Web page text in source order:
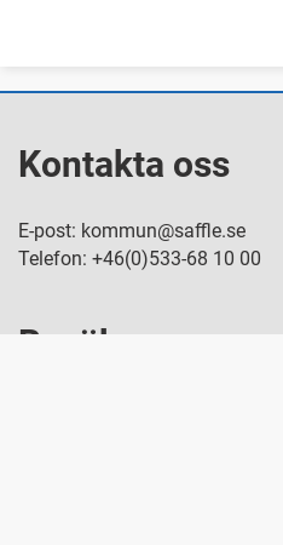
Kontakta oss
E-post: kommun@saffle.se
Telefon: +46(0)533-68 10 00
Besök oss